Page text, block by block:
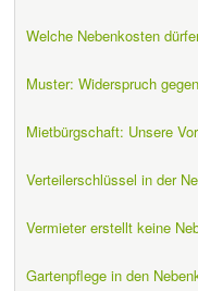
Welche Nebenkosten
Muster: Widerspruch
Mietbürgschaft: Unsere
Verteilerschlüssel in der
Vermieter erstellt keine
Gartenpflege in den